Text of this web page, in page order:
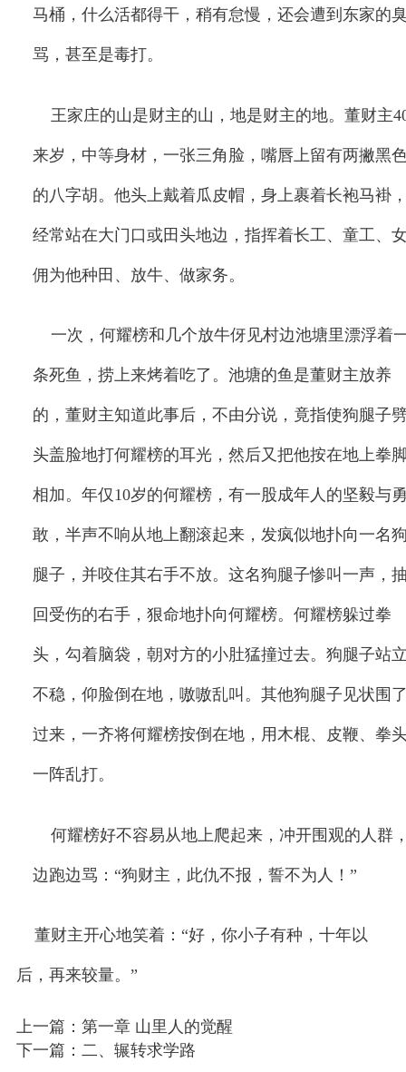
马桶，什么活都得干，稍有怠慢，还会遭到东家的
骂，甚至是毒打。
王家庄的山是财主的山，地是财主的地。董财主
来岁，中等身材，一张三角脸，嘴唇上留有两撇黑
的八字胡。他头上戴着瓜皮帽，身上裹着长袍马褂
经常站在大门口或田头地边，指挥着长工、童工、
佣为他种田、放牛、做家务。
一次，何耀榜和几个放牛伢见村边池塘里漂浮着
条死鱼，捞上来烤着吃了。池塘的鱼是董财主放养
的，董财主知道此事后，不由分说，竟指使狗腿子
头盖脸地打何耀榜的耳光，然后又把他按在地上拳
相加。年仅10岁的何耀榜，有一股成年人的坚毅与
敢，半声不响从地上翻滚起来，发疯似地扑向一名
腿子，并咬住其右手不放。这名狗腿子惨叫一声，
回受伤的右手，狠命地扑向何耀榜。何耀榜躲过拳
头，勾着脑袋，朝对方的小肚猛撞过去。狗腿子站
不稳，仰脸倒在地，嗷嗷乱叫。其他狗腿子见状围
过来，一齐将何耀榜按倒在地，用木棍、皮鞭、拳
一阵乱打。
何耀榜好不容易从地上爬起来，冲开围观的人群
边跑边骂： “狗财主，此仇不报，誓不为人！ ”
董财主开心地笑着： “好，你小子有种，十年以
后，再来较量。 ”
上一篇： 第一章 山里人的觉醒
下一篇：二、辗转求学路